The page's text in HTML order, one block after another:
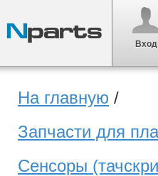
Вход
На главную /
Запчасти для
Сенсоры